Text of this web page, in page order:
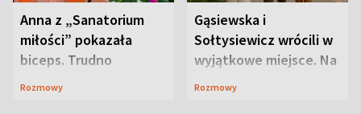
Anna z „Sanatorium
miłości” pokazała
biceps. Trudno
uwierzyć, co przeszła
Rozmowy
Gąsiewska i
Sołtysiewicz wrócili w
wyjątkowe miejsce. Na
szlaku czekał
Rozmowy